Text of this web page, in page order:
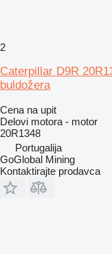
2
Caterpillar D9R
buldožera
Cena na upit
Delovi motora - motor
20R1348
Portugalija
GoGlobal Mining
Kontaktirajte prodavca